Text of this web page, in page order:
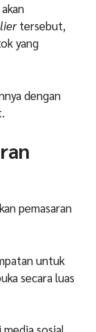
tersebut,
yang
dengan
pemasaran
untuk
secara luas